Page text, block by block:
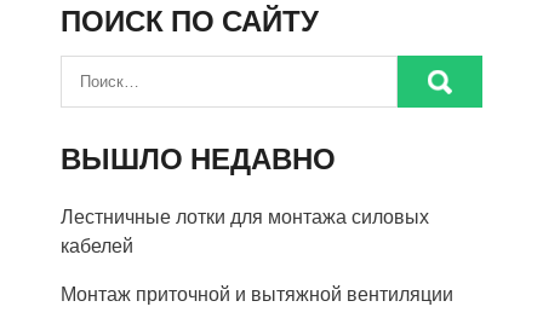
ПОИСК ПО САЙТУ
ВЫШЛО НЕДАВНО
Лестничные лотки для монтажа силовых
кабелей
Монтаж приточной и вытяжной вентиляции